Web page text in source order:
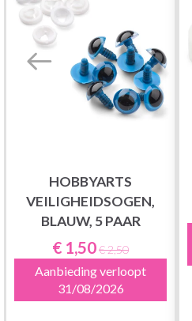
HOBBYARTS
VEILIGHEIDSOGEN,
BLAUW, 5 PAAR
€ 1,50€ 2,50
Aanbieding verloopt
31/08/2026